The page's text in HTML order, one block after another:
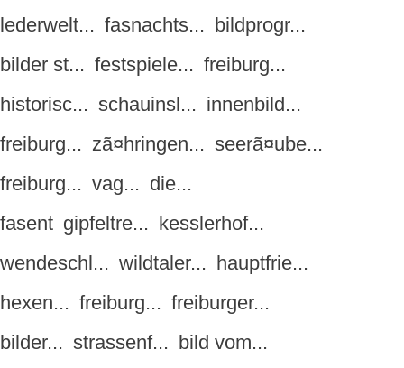
lederwelt... fasnachts... bildprogr...
bilder st... festspiele... freiburg...
historisc... schauinsl... innenbild...
freiburg... zã¤hringen... seerã¤ube...
freiburg... vag... die...
fasent gipfeltre... kesslerhof...
wendeschl... wildtaler... hauptfrie...
hexen... freiburg... freiburger...
bilder... strassenf... bild vom...